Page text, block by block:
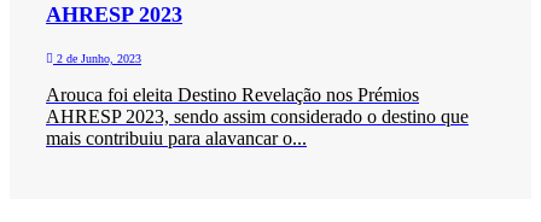
AHRESP 2023
2 de Junho, 2023
Arouca foi eleita Destino Revelação nos Prémios
AHRESP 2023, sendo assim considerado o destino que
mais contribuiu para alavancar o...